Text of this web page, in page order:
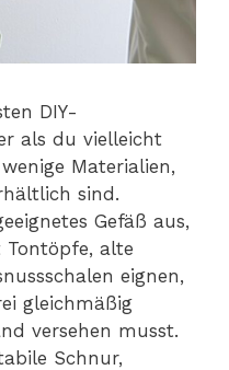
DIY-
als du vielleicht
Materialien,
sind.
Gefäß aus,
Tontöpfe, alte
eignen,
gleichmäßig
versehen musst.
Schnur,